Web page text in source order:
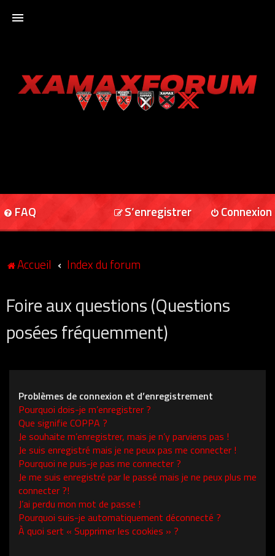
XAMAXFORUM
FAQ Connexion
S’enregistrer
Accueil Index du forum
Foire aux questions (Questions
posées fréquemment)
Problèmes de connexion et d’enregistrement
Pourquoi dois-je m’enregistrer ?
Que signifie COPPA ?
Je souhaite m’enregistrer, mais je n’y parviens pas !
Je suis enregistré mais je ne peux pas me connecter !
Pourquoi ne puis-je pas me connecter ?
Je me suis enregistré par le passé mais je ne peux plus me
connecter ?!
J’ai perdu mon mot de passe !
Pourquoi suis-je automatiquement déconnecté ?
À quoi sert « Supprimer les cookies » ?